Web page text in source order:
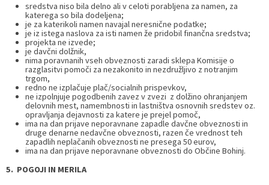
sredstva niso bila delno ali v celoti porabljena za namen, za
katerega so bila dodeljena;
je za katerikoli namen navajal neresnične podatke;
je iz istega naslova za isti namen že pridobil finančna sredstva;
projekta ne izvede;
je davčni dolžnik,
nima poravnanih vseh obveznosti zaradi sklepa Komisije o
razglasitvi pomoči za nezakonito in nezdružljivo z notranjim
trgom,
redno ne izplačuje plač/socialnih prispevkov,
ne izpolnjuje pogodbenih zavez v zvezi z dolžino ohranjanjem
delovnih mest, namembnosti in lastništva osnovnih sredstev oz.
opravljanja dejavnosti za katere je prejel pomoč,
ima na dan prijave neporavnane zapadle davčne obveznosti in
druge denarne nedavčne obveznosti, razen če vrednost teh
zapadlih neplačanih obveznosti ne presega 50 eurov,
ima na dan prijave neporavnane obveznosti do Občine Bohinj.
5. POGOJI IN MERILA